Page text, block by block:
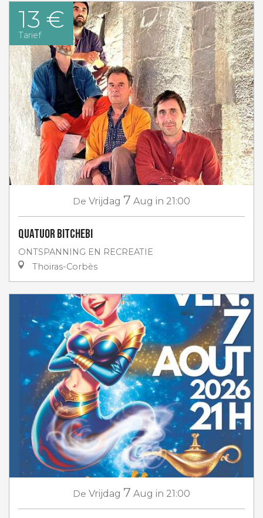
13 €
Tarief
De Vrijdag 7 Aug in 21:00
Quatuor Bitchebi
ONTSPANNING EN RECREATIE
Thoiras-Corbès
De Vrijdag 7 Aug in 21:00